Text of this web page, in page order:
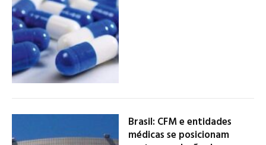
Brasil: CFM e entidades
médicas se posicionam